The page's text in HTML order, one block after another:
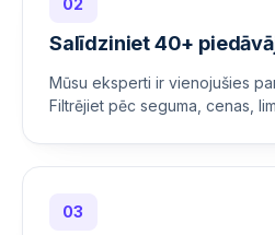
02
Salīdziniet 40+
Mūsu eksperti ir vienojušies
Filtrējiet pēc seguma, cenas,
03